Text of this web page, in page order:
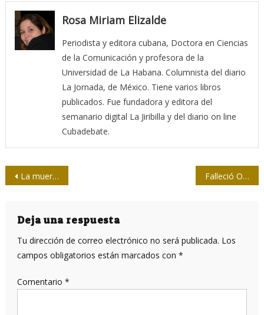
Rosa Miriam Elizalde
Periodista y editora cubana, Doctora en Ciencias
de la Comunicación y profesora de la
Universidad de La Habana. Columnista del diario
La Jornada, de México. Tiene varios libros
publicados. Fue fundadora y editora del
semanario digital La Jiribilla y del diario on line
Cubadebate.
Navegación
entradas
La muerte ronda bajo los techos de la gente pobre Falleció Omar García Lazo, funcionario del Comité Central del PCC y miembro de la Upec
Deja una respuesta
Tu dirección de correo electrónico no será publicada. Los
campos obligatorios están marcados con *
Comentario *